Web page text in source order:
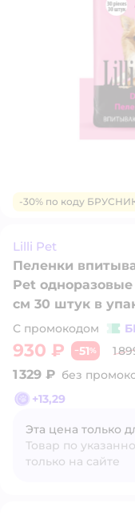
-30% по коду
Lilli Pet
Пеленки
Pet
см 30 штук в
С промокодом
930 ₽ −51% 1
1 329 ₽ без
+13,29
Эта цена только
Товар по
только на сайте